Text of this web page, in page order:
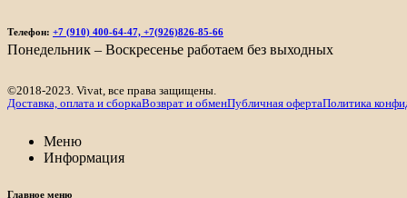
Телефон: +7 (910) 400-64-47, +7(926)826-85-66
Понедельник – Воскресенье работаем без выходных
©2018-2023. Vivat, все права защищены.
Доставка, оплата и сборкаВозврат и обменПубличная офертаПолитика
Меню
Информация
Главное меню